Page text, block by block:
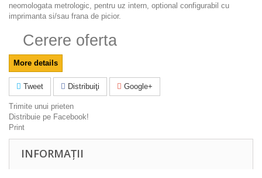
neomologata metrologic, pentru uz intern, optional configurabil cu
imprimanta si/sau frana de picior.
Cerere oferta
More details
Tweet Distribuiţi Google+
Trimite unui prieten
Distribuie pe Facebook!
Print
INFORMAȚII